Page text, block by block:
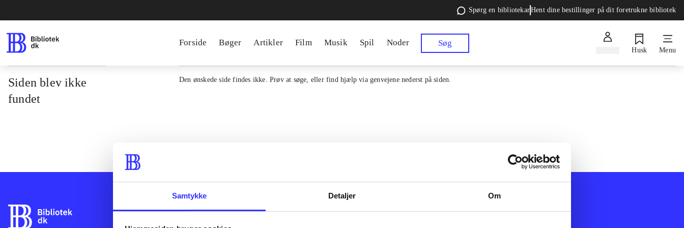
Samtykke Detaljer Om
Spørg en bibliotekarHent dine bestillinger på dit foretrukne bibliotek
Forside Bøger Artikler Film Musik Spil Noder Søg
Husk Menu
Siden blev ikke
fundet
Den ønskede side findes ikke. Prøv at søge, eller find hjælp via genvejene nederst på siden.
Bibliotek.dk er en samlet indgang til alle danske
Kontakt os Afdelinger